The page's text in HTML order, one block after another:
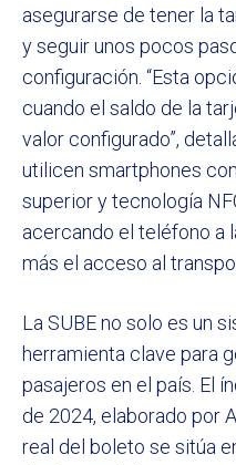
asegurarse de tener la
y seguir unos pocos
configuración. “Esta
cuando el saldo de la
valor configurado”,
utilicen smartphones
superior y tecnología
acercando el teléfono a
más el acceso al
La SUBE no solo es un
herramienta clave para
pasajeros en el país. El
de 2024, elaborado por
real del boleto se sitúa